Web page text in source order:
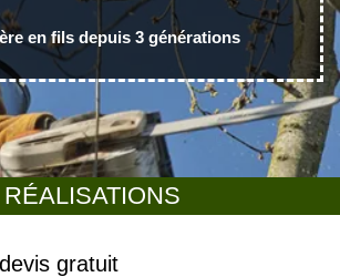
RÉALISATIONS
en fils depuis 3 générations
gratuit